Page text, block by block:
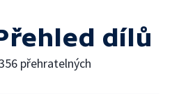
dílů
přehratelných